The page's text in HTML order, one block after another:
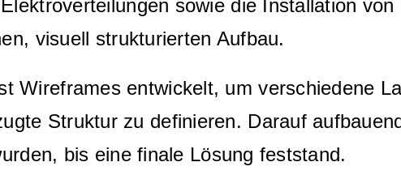
sowie die Installation
visuell strukturierten Aufbau.
Wireframes entwickelt, um verschiedene
Struktur zu definieren. Darauf
bis eine finale Lösung feststand.